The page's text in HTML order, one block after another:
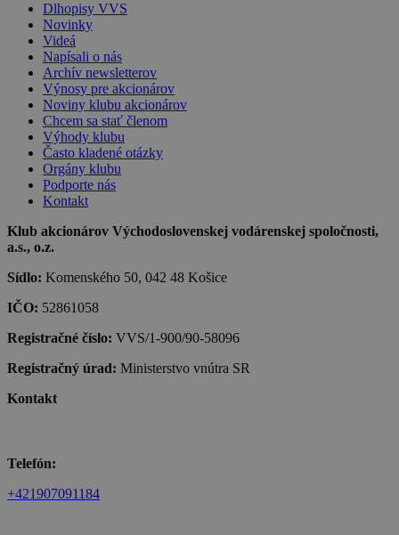
Dlhopisy VVS
Novinky
Videá
Napísali o nás
Archív newsletterov
Výnosy pre akcionárov
Noviny klubu akcionárov
Chcem sa stať členom
Výhody klubu
Často kladené otázky
Orgány klubu
Podporte nás
Kontakt
Klub akcionárov Východoslovenskej vodárenskej spoločnosti,
a.s., o.z.
Sídlo: Komenského 50, 042 48 Košice
IČO: 52861058
Registračné číslo: VVS/1-900/90-58096
Registračný úrad: Ministerstvo vnútra SR
Kontakt
Telefón:
+421907091184